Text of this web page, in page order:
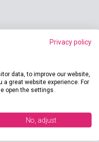
Privacy policy
data, to improve our website,
great website experience. For
open the settings.
No, adjust